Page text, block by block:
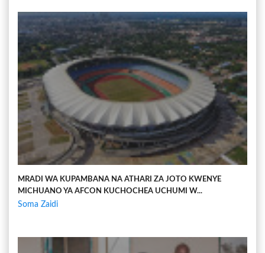
MRADI WA KUPAMBANA NA ATHARI ZA JOTO KWENYE
MICHUANO YA AFCON KUCHOCHEA UCHUMI W...
Soma Zaidi